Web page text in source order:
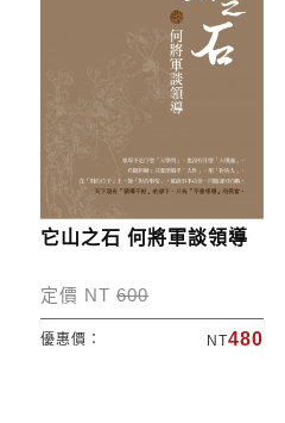
它山之石 何將軍談領導
定價 NT 600
優惠價： NT480